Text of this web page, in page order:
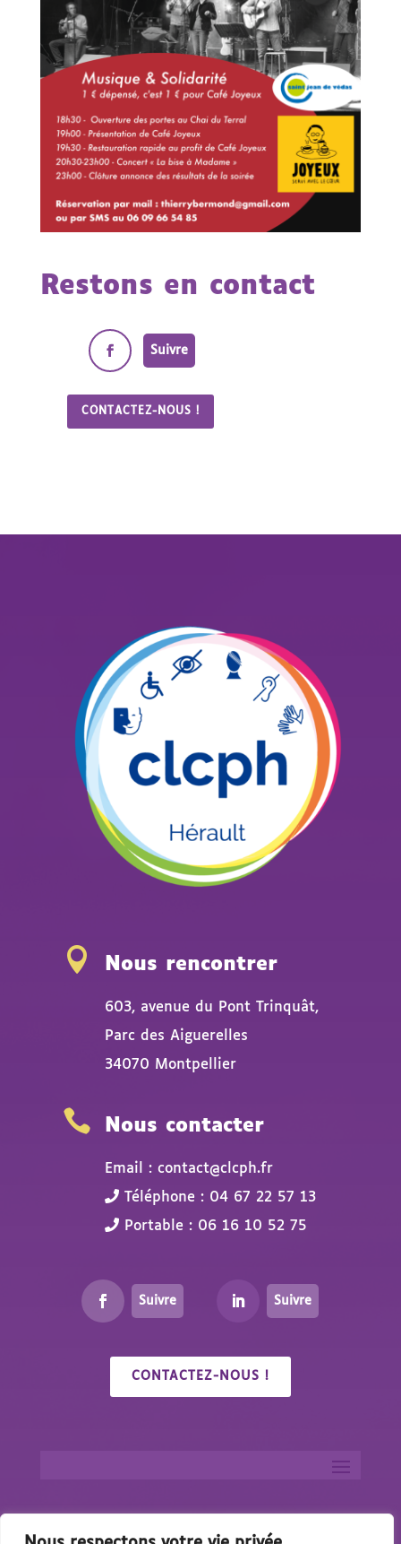
Restons en contact
Suivre
CONTACTEZ-NOUS !
 Nous rencontrer
603, avenue du Pont Trinquât,
Parc des Aiguerelles
34070 Montpellier
 Nous contacter
Email : contact@clcph.fr
Téléphone : 04 67 22 57 13
Portable : 06 16 10 52 75
Suivre Suivre
CONTACTEZ-NOUS !